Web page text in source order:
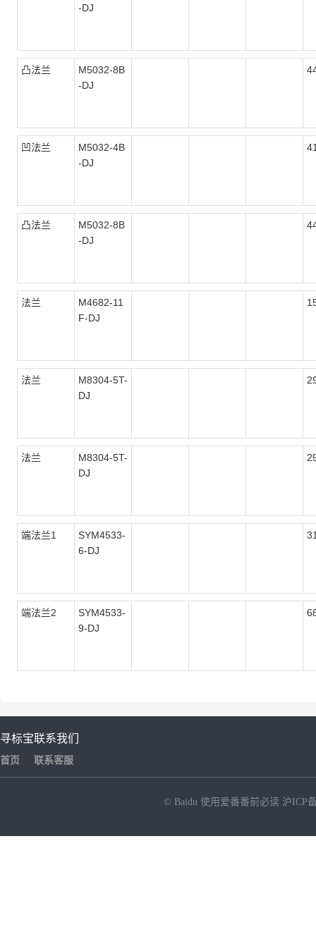
-DJ
凸法兰
M5032-8B
-DJ
凹法兰
M5032-4B
-DJ
凸法兰
M5032-8B
-DJ
法兰
M4682-11
F-DJ
法兰
M8304-5T-
DJ
法兰
M8304-5T-
DJ
端法兰1
SYM4533-
6-DJ
端法兰2
SYM4533-
9-DJ
寻标宝
首页
联系我们
联系客服
© Baidu 使用爱番番前必读 沪ICP